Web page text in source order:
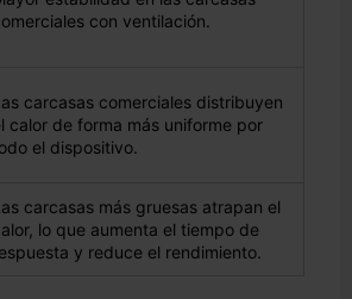
con ventilación.
carcasas comerciales distribuyen
calor de forma más uniforme por
el dispositivo.
carcasas más gruesas atrapan el
lo que aumenta el tiempo de
y reduce el rendimiento.